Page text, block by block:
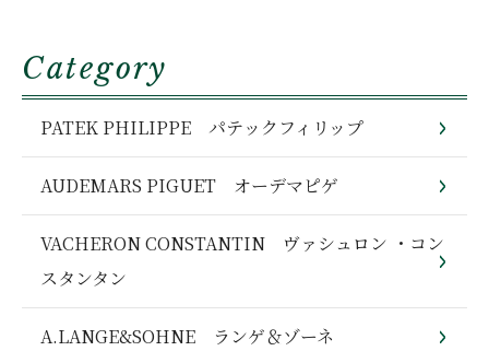
Category
PATEK PHILIPPE パテックフィリップ
AUDEMARS PIGUET オーデマピゲ
VACHERON CONSTANTIN ヴァシュロン ・コン
スタンタン
A.LANGE&SOHNE ランゲ＆ゾーネ